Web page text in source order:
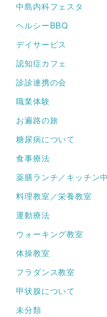
中島内科フェスタ
ヘルシーBBQ
デイサービス
認知症カフェ
診診連携の会
職業体験
お遍路の旅
糖尿病について
食事療法
薬膳ランチ／キッチン
料理教室／栄養教室
運動療法
ウォーキング教室
体操教室
フラダンス教室
甲状腺について
未分類